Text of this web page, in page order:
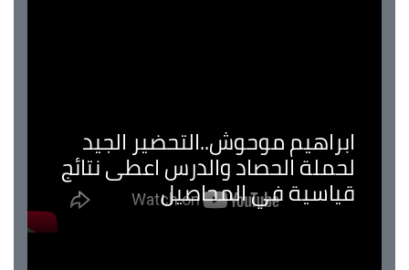
ابراهيم موحوش..التحضير الجيد
لحملة الحصاد والدرس اعطى نتائج
قياسية في المحاصيل